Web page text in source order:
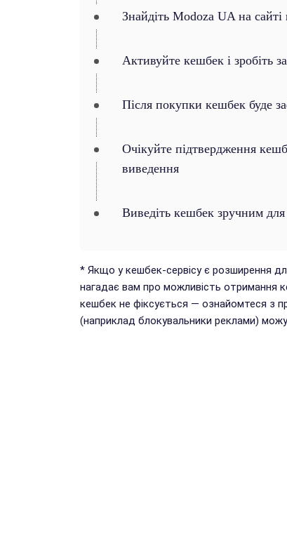
Знайдіть Modoza UA на сайті
Активуйте кешбек і зробіть
Після покупки кешбек буде
Очікуйте підтвердження
виведення
Виведіть кешбек зручним
* Якщо у кешбек-сервісу є розширення
нагадає вам про можливість отримання
кешбек не фіксується — ознайомтеся з
(наприклад блокувальники реклами)